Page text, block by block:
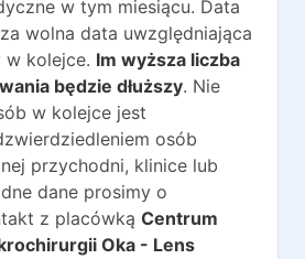
w tym miesiącu. Data
wolna data uwzględniająca
kolejce. Im wyższa liczba
będzie dłuższy. Nie
w kolejce jest
osób
przychodni, klinice lub
dane prosimy o
z placówką Centrum
Oka - Lens